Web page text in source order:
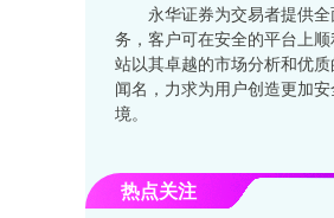
永华证券为交易者提供
务，客户可在安全的平台上
站以其卓越的市场分析和优
闻名，力求为用户创造更加
境。
热点关注